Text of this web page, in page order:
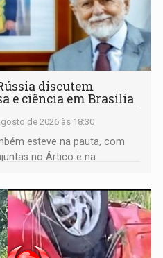
discutem
e ciência em Brasília
de 2026 às 18:30
esteve na pauta, com
no Ártico e na